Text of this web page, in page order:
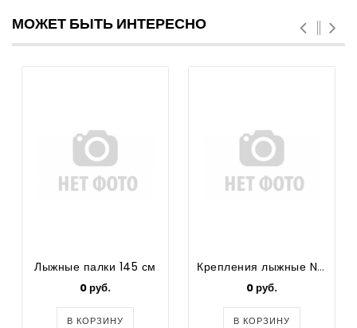
МОЖЕТ БЫТЬ ИНТЕРЕСНО
Лыжные палки 145 см
0 руб.
В КОРЗИНУ
Крепления лыжные NNN
0 руб.
В КОРЗИНУ